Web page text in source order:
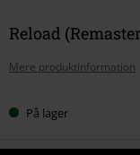
Reload
Mere produktinformation
På lager